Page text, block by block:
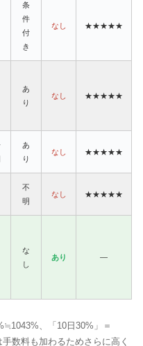
条
件
付
き
なし ★★★★★
あ
り
なし ★★★★★
あ
り
なし ★★★★★
不
明
なし ★★★★★
な
し
あり —
、「10日30%」＝
数料も加わるためさらに高く